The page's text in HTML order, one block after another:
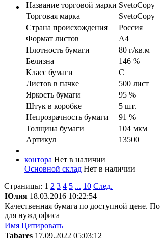
Название торговой марки SvetoCopy
Торговая марка
SvetoCopy
Страна происхождения
Россия
Формат листов
А4
Плотность бумаги
80 г/кв.м
Белизна
146 %
Класс бумаги
C
Листов в пачке
500 лист
Яркость бумаги
95 %
Штук в коробке
5 шт.
Непрозрачность бумаги
91 %
Толщина бумаги
104 мкм
Артикул
13500
контора Нет в наличии
Основной склад Нет в наличии
Страницы: 1 2 3 4 5 ... 10 След.
Юлия 18.03.2016 10:22:54
Качественная бумага по доступной цене.
для нужд офиса
Имя Цитировать
Tabares 17.09.2022 05:03:12